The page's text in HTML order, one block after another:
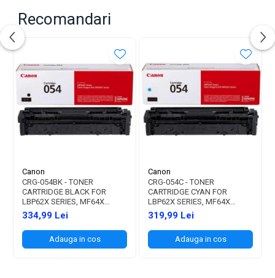
Recomandari
Canon
CRG-054BK - TONER
CARTRIDGE BLACK FOR
LBP62X SERIES, MF64X
SERIES (1.500 PAGES)
334,99 Lei
Adauga in cos
Canon
CRG-054C - TONER
CARTRIDGE CYAN FOR
LBP62X SERIES, MF64X
SERIES (1.200 PAGES)
319,99 Lei
Adauga in cos